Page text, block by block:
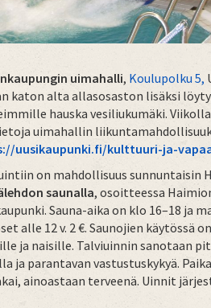
uimahalli, Koulupolku 5,
katon alta allasosaston lisäksi
hauska vesiliukumäki.
uimahallin
uusikaupunki.fi/kulttuuri-ja-
on mahdollisuus sunnuntaisin
saunalla, osoitteessa
Sauna-aika on klo 16–18 ja
alle 12 v. 2 €. Saunojien käytössä
ja naisille. Talviuinnin sanotaan
ja parantavan vastustuskykyä.
ainoastaan terveenä. Uinnit